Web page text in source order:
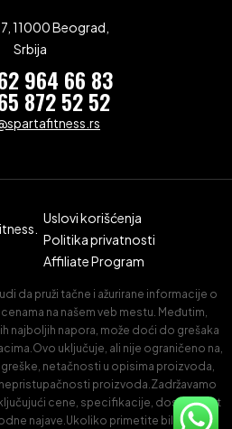
11000 Beograd,
Srbija
964 66 83
872 52 52
Uslovi korišćenja
Politika privatnosti
Affiliate Program
da pruži tačne i ažurirane informacije o
na našem veb mestu. Međutim,
najboljih napora, može doći do grešaka
uključuje, ali nije ograničeno na,
netačnosti u opisima proizvoda,
proizvoda.Zadržavamo
cene, specifikacije, dostupnost
najave.Ukoliko primetite bilo kakvu